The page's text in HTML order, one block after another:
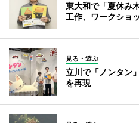
東大和で「夏休み
工作、ワークショ
見る・遊ぶ
立川で「ノンタン
を再現